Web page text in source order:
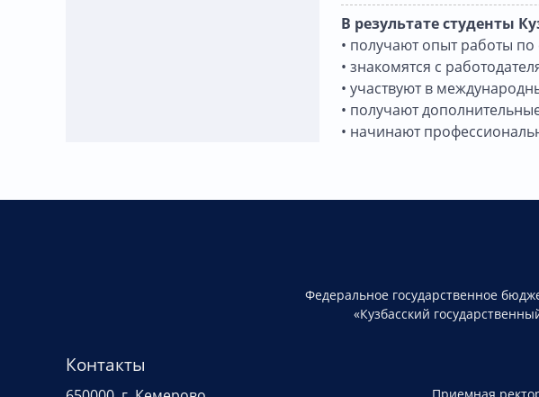
В результате студенты
• получают опыт работы
• знакомятся с
• участвуют в
• получают
• начинают
Федеральное государственное
«Кузбасский
Контакты